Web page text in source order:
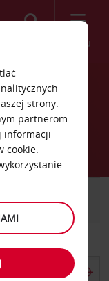
Menu
strony.
partnerom
informacji
cookie.